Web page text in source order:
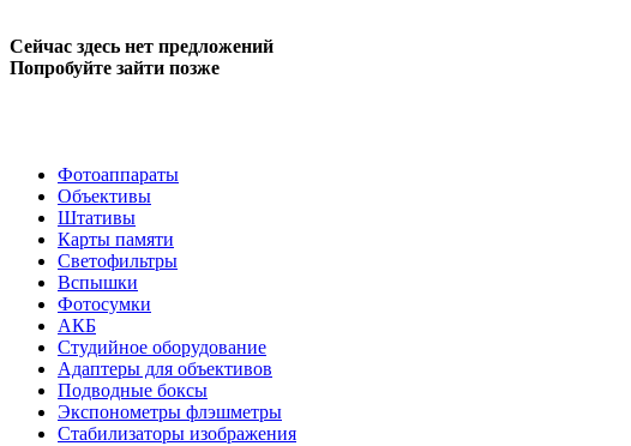
Сейчас здесь нет предложений
Попробуйте зайти позже
Фотоаппараты
Объективы
Штативы
Карты памяти
Светофильтры
Вспышки
Фотосумки
АКБ
Студийное оборудование
Адаптеры для объективов
Подводные боксы
Экспонометры флэшметры
Стабилизаторы изображения